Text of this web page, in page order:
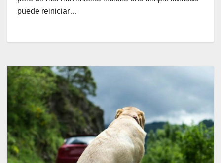
puede reiniciar…